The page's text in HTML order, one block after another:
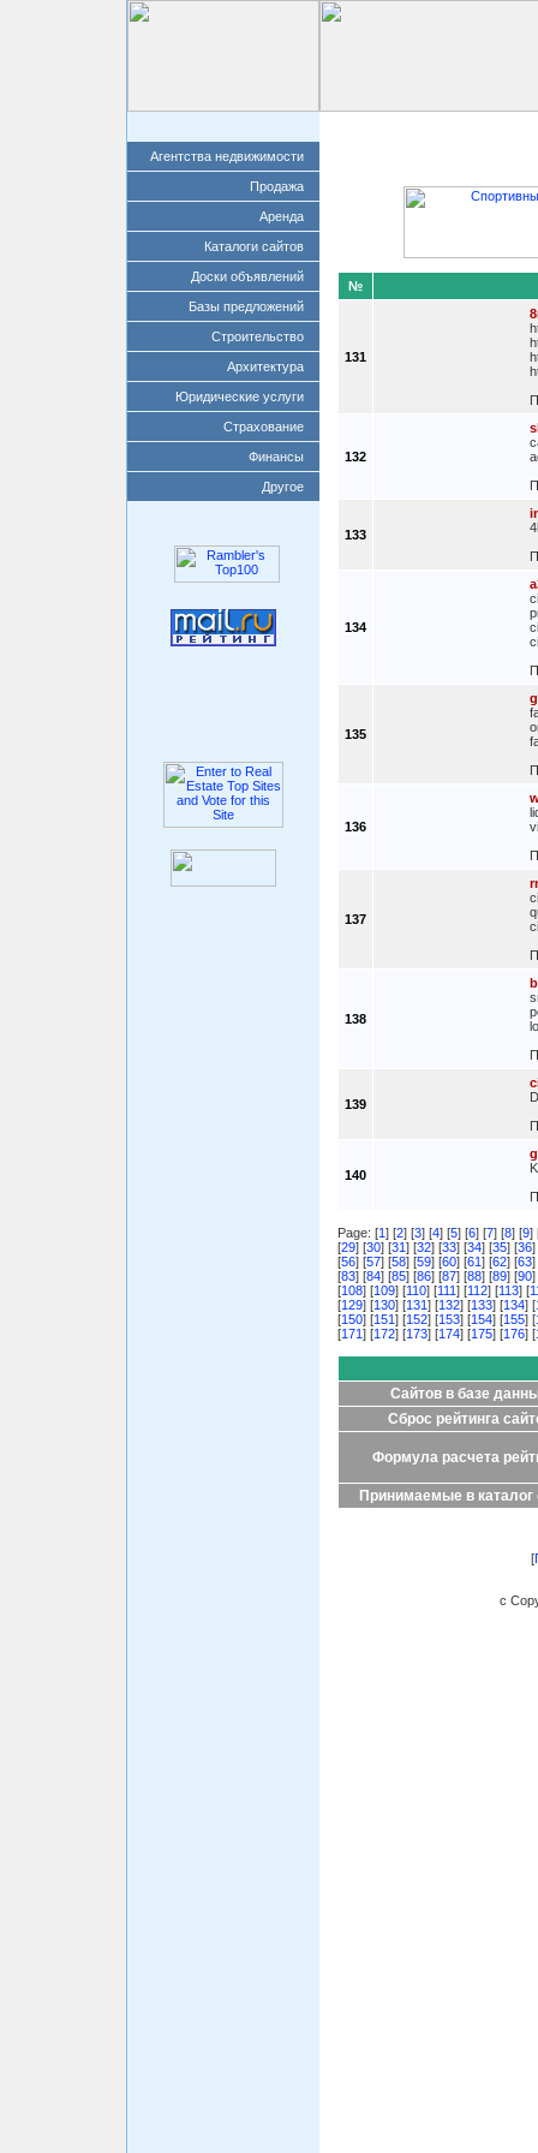
Агентства недвижимости
Продажа
Аренда
Каталоги сайтов
Доски объявлений
Базы предложений
Строительство
Архитектура
Юридические услуги
Страхование
Финансы
Другое
№
131
132
133
134
135
136
137
138
139
140
Page: [1] [2] [3] [4] [5] [6] [7] [8] [9]
[29] [30] [31] [32] [33] [34] [35] [36]
[56] [57] [58] [59] [60] [61] [62] [63]
[83] [84] [85] [86] [87] [88] [89] [90]
[108] [109] [110] [111] [112] [113] [
[129] [130] [131] [132] [133] [134] [
[150] [151] [152] [153] [154] [155] [
[171] [172] [173] [174] [175] [176] [
Сайтов в базе
Сброс рейтинга
Формула расчета
Принимаемые в каталог
[
c